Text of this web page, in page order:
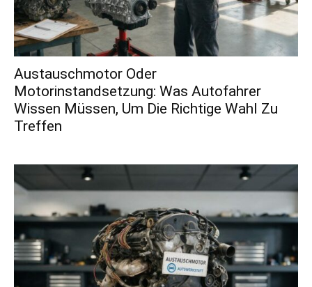
Austauschmotor Oder
Motorinstandsetzung: Was Autofahrer
Wissen Müssen, Um Die Richtige Wahl Zu
Treffen